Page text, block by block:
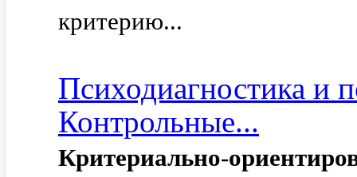
критерию...
Психодиагностика и
Контрольные...
Критериально-